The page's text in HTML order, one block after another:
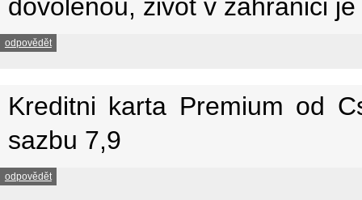
dovolenou, zivot v zahranici
odpovědět
Kreditni karta Premium od
sazbu 7,9
odpovědět